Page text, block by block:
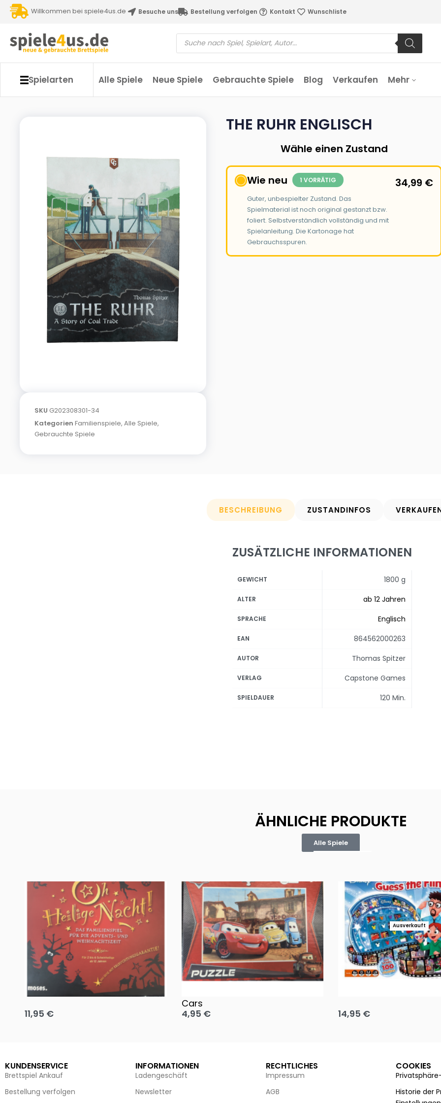
Willkommen bei spiele4us.de Besuche uns Bestellung verfolgen Kontakt Wunschliste
Spielarten Alle Spiele Neue Spiele Gebrauchte Spiele Blog Verkaufen Mehr
SKU G202308301-34
Kategorien Familienspiele, Alle Spiele,
Gebrauchte Spiele
THE RUHR ENGLISCH
Wähle einen Zustand
Wie neu 1 VORRÄTIG
Guter, unbespielter Zustand. Das
Spielmaterial ist noch original gestanzt bzw.
foliert. Selbstverständlich vollständig und mit
Spielanleitung. Die Kartonage hat
Gebrauchsspuren.
34,99 €
BESCHREIBUNG ZUSTANDINFOS
ZUSÄTZLICHE INFORMATIONEN
GEWICHT 1800 g
ALTER ab 12 Jahren
SPRACHE Englisch
EAN 864562000263
AUTOR Thomas Spitzer
VERLAG Capstone Games
SPIELDAUER 120 Min.
ÄHNLICHE PRODUKTE
Alle Spiele
Oh, heilige Nacht!
11,95 €
Cars
4,95 €
Ausverkauft
14,95 €
KUNDENSERVICE
Brettspiel Ankauf
Bestellung verfolgen
INFORMATIONEN
Ladengeschäft
Newsletter
RECHTLICHES
Impressum
AGB
COOKIES
Historie der